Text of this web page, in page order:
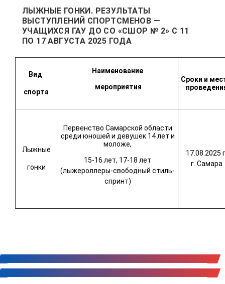
ЛЫЖНЫЕ ГОНКИ. РЕЗУЛЬТАТЫ
ВЫСТУПЛЕНИЙ СПОРТСМЕНОВ —
УЧАЩИХСЯ ГАУ ДО СО «СШОР № 2» С 11
ПО 17 АВГУСТА 2025 ГОДА
Вид
спорта
Наименование
мероприятия
Сроки и
Лыжные
гонки
Первенство Самарской области
среди юношей и девушек 14 лет и
моложе,
15-16 лет, 17-18 лет
(лыжероллеры-свободный стиль-
спринт)
17.08.2025
г. Самара